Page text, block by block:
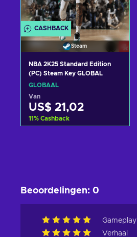
CASHBACK
Steam
NBA 2K25 Standard Edition
(PC) Steam Key GLOBAL
GLOBAAL
Van
US$ 21,02
11% Cashback
Beoordelingen: 0
Gameplay
Verhaal